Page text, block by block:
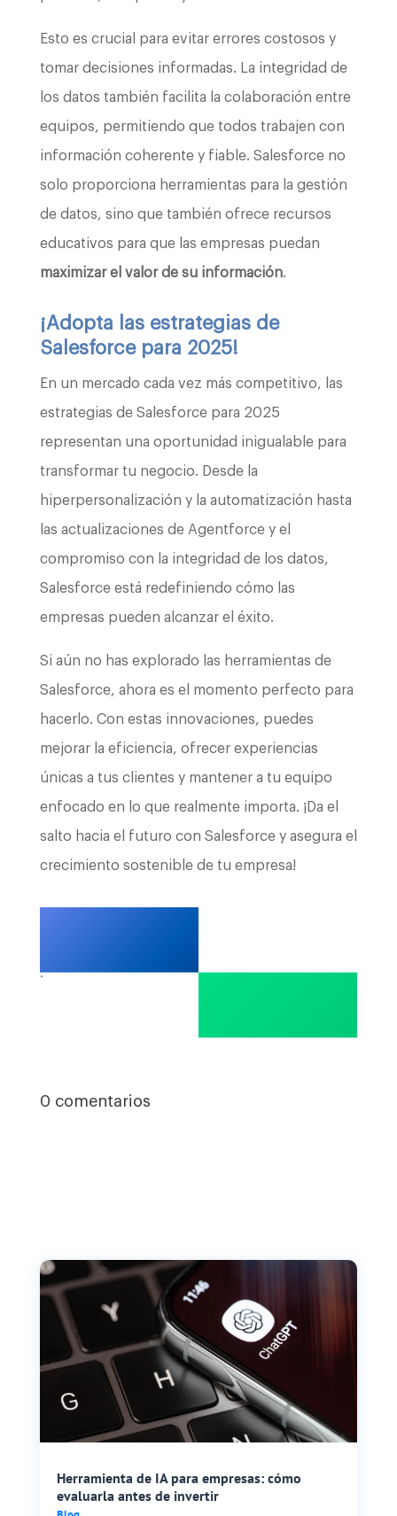
Esto es crucial para evitar errores costosos y
tomar decisiones informadas. La integridad de
los datos también facilita la colaboración entre
equipos, permitiendo que todos trabajen con
información coherente y fiable. Salesforce no
solo proporciona herramientas para la gestión
de datos, sino que también ofrece recursos
educativos para que las empresas puedan
maximizar el valor de su información.
¡Adopta las estrategias de
Salesforce para 2025!
En un mercado cada vez más competitivo, las
estrategias de Salesforce para 2025
representan una oportunidad inigualable para
transformar tu negocio. Desde la
hiperpersonalización y la automatización hasta
las actualizaciones de Agentforce y el
compromiso con la integridad de los datos,
Salesforce está redefiniendo cómo las
empresas pueden alcanzar el éxito.
Si aún no has explorado las herramientas de
Salesforce, ahora es el momento perfecto para
hacerlo. Con estas innovaciones, puedes
mejorar la eficiencia, ofrecer experiencias
únicas a tus clientes y mantener a tu equipo
enfocado en lo que realmente importa. ¡Da el
salto hacia el futuro con Salesforce y asegura el
crecimiento sostenible de tu empresa!
.
0 comentarios
Herramienta de IA para empresas: cómo
evaluarla antes de invertir